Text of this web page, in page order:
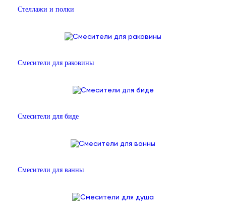
Стеллажи и полки
Смесители для раковины
Смесители для биде
Смесители для ванны